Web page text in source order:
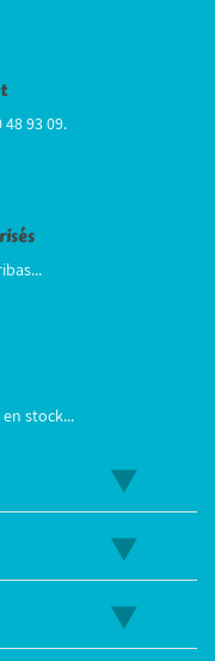
48 93 09.
stock...